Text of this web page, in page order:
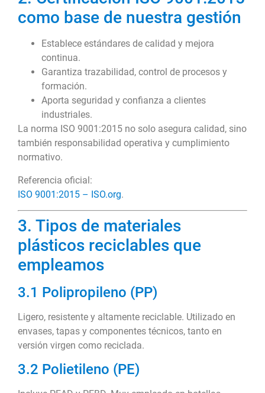
como base de nuestra gestión
Establece estándares de calidad y mejora
continua.
Garantiza trazabilidad, control de procesos y
formación.
Aporta seguridad y confianza a clientes
industriales.
La norma ISO 9001:2015 no solo asegura calidad, sino
también responsabilidad operativa y cumplimiento
normativo.
Referencia oficial:
ISO 9001:2015 – ISO.org.
3. Tipos de materiales
plásticos reciclables que
empleamos
3.1 Polipropileno (PP)
Ligero, resistente y altamente reciclable. Utilizado en
envases, tapas y componentes técnicos, tanto en
versión virgen como reciclada.
3.2 Polietileno (PE)